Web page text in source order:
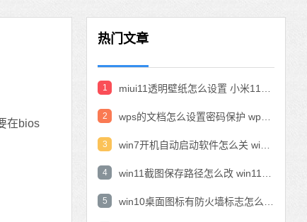
在bios
热门文章
1
2
3
4
5